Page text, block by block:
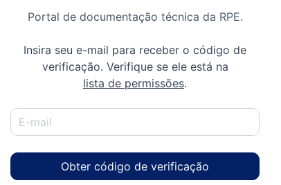
Portal de documentação técnica da RPE.
Insira seu e-mail para receber o código de
verificação. Verifique se ele está na
lista de permissões.
Obter código de verificação